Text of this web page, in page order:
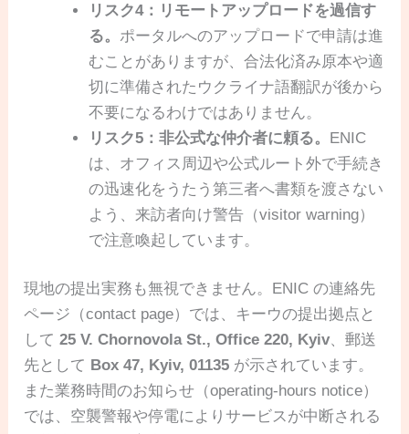
リスク4：リモートアップロードを過信す
る。 ポータルへのアップロードで申請は進
むことがありますが、合法化済み原本や適
切に準備されたウクライナ語翻訳が後から
不要になるわけではありません。
リスク5：非公式な仲介者に頼る。 ENIC
は、オフィス周辺や公式ルート外で手続き
の迅速化をうたう第三者へ書類を渡さない
よう、来訪者向け警告（visitor warning）
で注意喚起しています。
現地の提出実務も無視できません。ENIC の連絡先
ページ（contact page）では、キーウの提出拠点と
して25 V. Chornovola St., Office 220, Kyiv、郵送
先として Box 47, Kyiv, 01135 が示されています。
また業務時間のお知らせ（operating-hours notice）
では、空襲警報や停電によりサービスが中断される